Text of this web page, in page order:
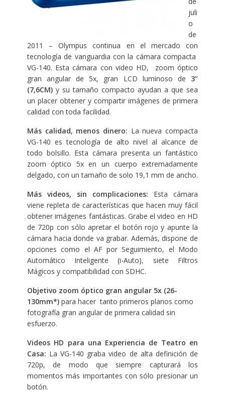
juli
o
de
2011 – Olympus continua en el mercado con
tecnología de vanguardia con la cámara compacta
VG-140. Esta cámara con video HD, zoom óptico
gran angular de 5x, gran LCD luminoso de 3”
(7,6CM) y su tamaño compacto ayudan a que sea
un placer obtener y compartir imágenes de primera
calidad con toda facilidad.
Más calidad, menos dinero: La nueva compacta
VG-140 es tecnología de alto nivel al alcance de
todo bolsillo. Esta cámara presenta un fantástico
zoom óptico 5x en un cuerpo extremadamente
delgado, con un tamaño de solo 19,1 mm de ancho.
Más videos, sin complicaciones: Esta cámara
viene repleta de características que hacen muy fácil
obtener imágenes fantásticas. Grabe el video en HD
de 720p con sólo apretar el botón rojo y apunte la
cámara hacia donde va grabar. Además, dispone de
opciones como el AF por Seguimiento, el Modo
Automático Inteligente (i-Auto), siete Filtros
Mágicos y compatibilidad con SDHC.
Objetivo zoom óptico gran angular 5x (26-
130mm*) para hacer tanto primeros planos como
fotografía gran angular de primera calidad sin
esfuerzo.
Videos HD para una Experiencia de Teatro en
Casa: La VG-140 graba video de alta definición de
720p, de modo que siempre capturará los
momentos más importantes con sólo presionar un
botón.